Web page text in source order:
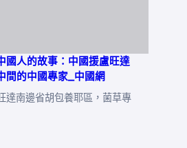
國人的故事：中國援盧旺達
間的中國專家_中國網
達南邊省胡包養耶區，菌草專